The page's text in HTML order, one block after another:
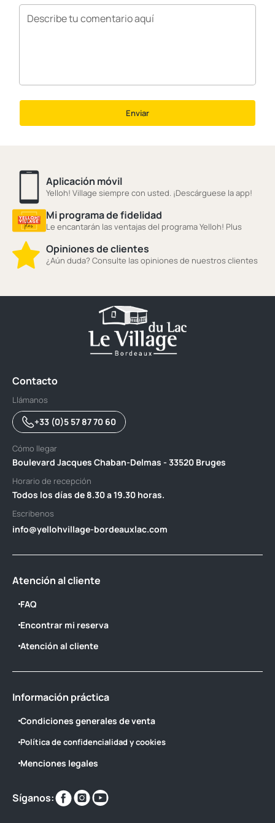
Enviar
Aplicación móvil
Yelloh! Village siempre con usted. ¡Descárguese la app!
Mi programa de fidelidad
Le encantarán las ventajas del programa Yelloh! Plus
Opiniones de clientes
¿Aún duda? Consulte las opiniones de nuestros clientes
Contacto
Llámanos
+33 (0)5 57 87 70 60
Cómo llegar
Boulevard Jacques Chaban-Delmas - 33520 Bruges
Horario de recepción
Todos los días de 8.30 a 19.30 horas.
Escribenos
info@yellohvillage-bordeauxlac.com
Atención al cliente
FAQ
Encontrar mi reserva
Atención al cliente
Información práctica
Condiciones generales de venta
Política de confidencialidad y cookies
Menciones legales
Síganos:
Encuéntranos
en
Encuéntranos
en